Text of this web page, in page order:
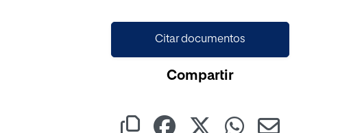
Citar documentos
Compartir